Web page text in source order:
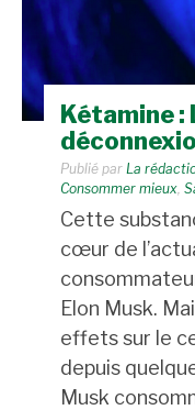
Kétamine :
Publié par La
Consommer mieux
Cette
cœur de
Elon Musk.
effets sur le
depuis
Musk